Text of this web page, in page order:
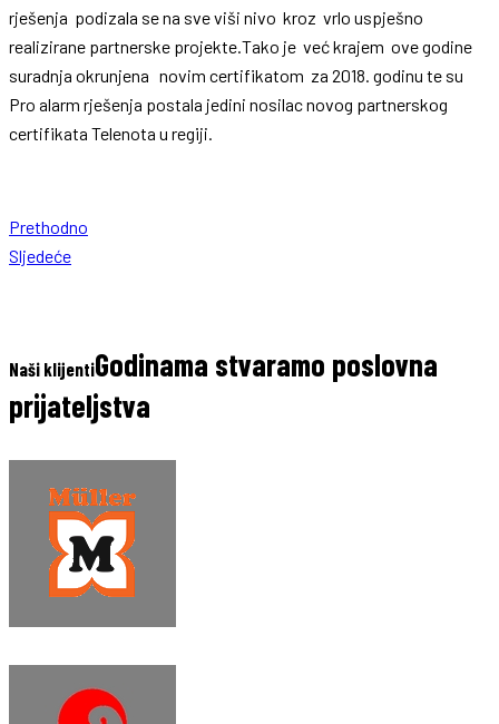
rješenja podizala se na sve viši nivo kroz vrlo uspješno
realizirane partnerske projekte.Tako je već krajem ove godine
suradnja okrunjena novim certifikatom za 2018. godinu te su
Pro alarm rješenja postala jedini nosilac novog partnerskog
certifikata Telenota u regiji.
Prethodno
Sljedeće
Naši klijentiGodinama stvaramo poslovna
prijateljstva